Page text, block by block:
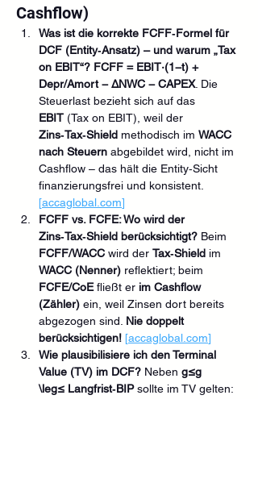
Cashflow)
Was ist die korrekte FCFF‑Formel für
DCF (Entity‑Ansatz) – und warum „Tax
on EBIT“? FCFF = EBIT·(1−t) +
Depr/Amort − ΔNWC − CAPEX. Die
Steuerlast bezieht sich auf das
EBIT (Tax on EBIT), weil der
Zins‑Tax‑Shield methodisch im WACC
nach Steuern abgebildet wird, nicht im
Cashflow – das hält die Entity‑Sicht
finanzierungsfrei und konsistent.
[accaglobal.com]
FCFF vs. FCFE: Wo wird der
Zins‑Tax‑Shield berücksichtigt? Beim
FCFF/WACC wird der Tax‑Shield im
WACC (Nenner) reflektiert; beim
FCFE/CoE fließt er im Cashflow
(Zähler) ein, weil Zinsen dort bereits
abgezogen sind. Nie doppelt
berücksichtigen! [accaglobal.com]
Wie plausibilisiere ich den Terminal
Value (TV) im DCF? Neben g≤g
\leg≤ Langfrist‑BIP sollte im TV gelten: